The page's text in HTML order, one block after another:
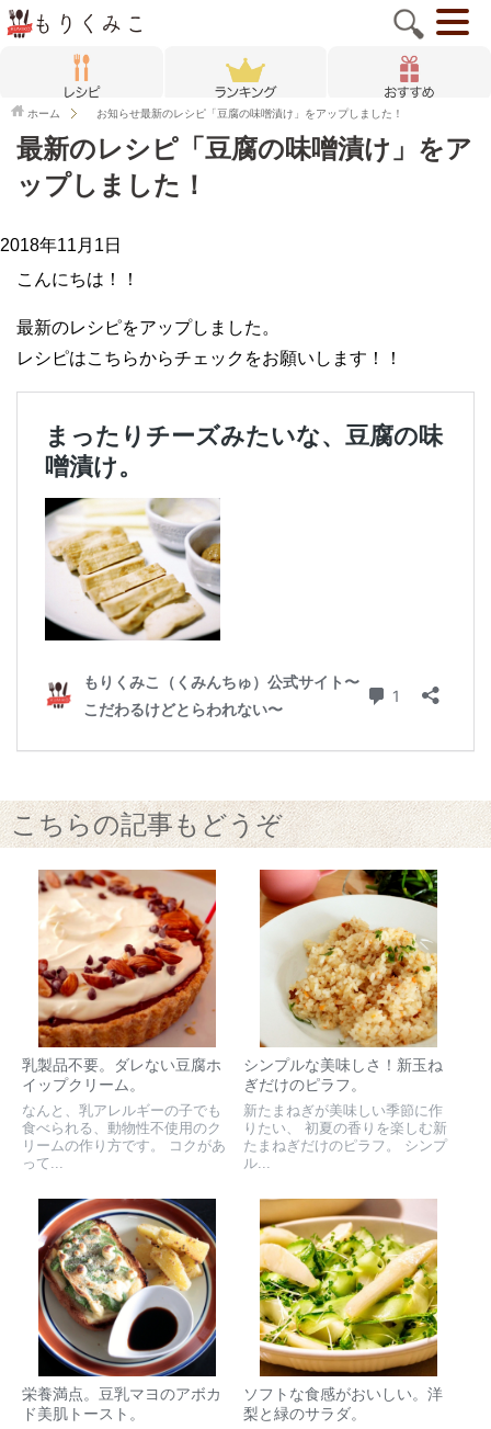
ホーム お知らせ最新のレシピ「豆腐の味噌漬け」をアップしました！
最新のレシピ「豆腐の味噌漬け」をア
ップしました！
2018年11月1日
こんにちは！！
最新のレシピをアップしました。
レシピはこちらからチェックをお願いします！！
こちらの記事もどうぞ
乳製品不要。ダレない豆腐ホ
イップクリーム。
なんと、乳アレルギーの子でも
食べられる、動物性不使用のク
リームの作り方です。 コクがあ
って...
シンプルな美味しさ！新玉ね
ぎだけのピラフ。
新たまねぎが美味しい季節に作
りたい、 初夏の香りを楽しむ新
たまねぎだけのピラフ。 シンプ
ル...
栄養満点。豆乳マヨのアボカ
ド美肌トースト。
ソフトな食感がおいしい。洋
梨と緑のサラダ。